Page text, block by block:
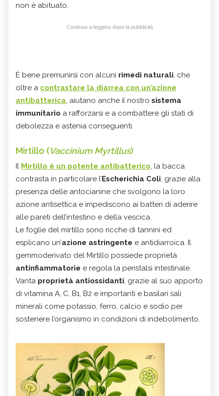
non è abituato.
Continua a leggere dopo la pubblicità
È bene premunirsi con alcuni rimedi naturali, che
oltre a contrastare la diarrea con un’azione
antibatterica, aiutano anche il nostro sistema
immunitario a rafforzarsi e a combattere gli stati di
debolezza e astenia conseguenti.
Mirtillo (Vaccinium Myrtillus)
Il Mirtillo è un potente antibatterico, la bacca
contrasta in particolare l’Escherichia Coli, grazie alla
presenza delle antocianine che svolgono la loro
azione antisettica e impediscono ai batteri di aderire
alle pareti dell’intestino e della vescica.
Le foglie del mirtillo sono ricche di tannini ed
esplicano un’azione astringente e antidiarroica. Il
gemmoderivato del Mirtillo possiede proprietà
antinfiammatorie e regola la peristalsi intestinale.
Vanta proprietà antiossidanti, grazie al suo apporto
di vitamina A, C, B1, B2 e importanti e basilari sali
minerali come potassio, ferro, calcio e sodio per
sostenere l’organismo in condizioni di indebolimento.